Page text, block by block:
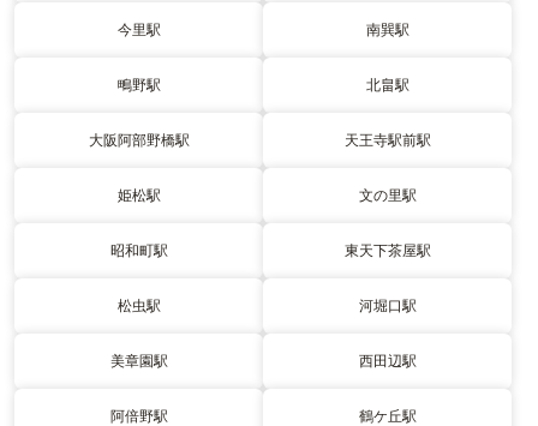
今里駅 南巽駅
鴫野駅 北畠駅
大阪阿部野橋駅 天王寺駅前駅
姫松駅 文の里駅
昭和町駅 東天下茶屋駅
松虫駅 河堀口駅
美章園駅 西田辺駅
阿倍野駅 鶴ケ丘駅